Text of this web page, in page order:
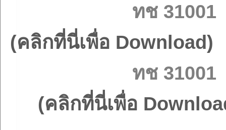
ทช 31001 เ
(คลิกที่นี่เพื่อ Download)
ทช
(คลิกที่นี่เพื่อ